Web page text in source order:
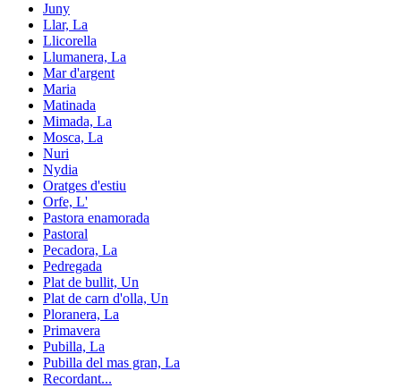
Juny
Llar, La
Llicorella
Llumanera, La
Mar d'argent
Maria
Matinada
Mimada, La
Mosca, La
Nuri
Nydia
Oratges d'estiu
Orfe, L'
Pastora enamorada
Pastoral
Pecadora, La
Pedregada
Plat de bullit, Un
Plat de carn d'olla, Un
Ploranera, La
Primavera
Pubilla, La
Pubilla del mas gran, La
Recordant...